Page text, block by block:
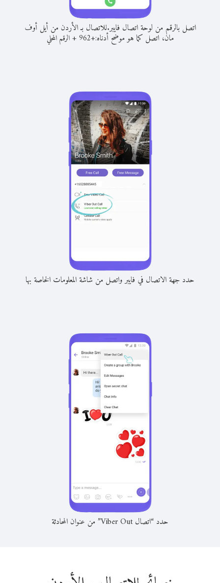
اتصل بالرقم من لوحة اتصال فايبر.للاتصال بـ الأردن من أيل أوف
مان، اتصل كما هو موضح أدناه:+
962
+الرقم المحلي
حدد جهة الاتصال في فايبر واتصل من شاشة المعلومات الخاصة بها
حدد “اتصال Viber Out” من عنوان المحادثة